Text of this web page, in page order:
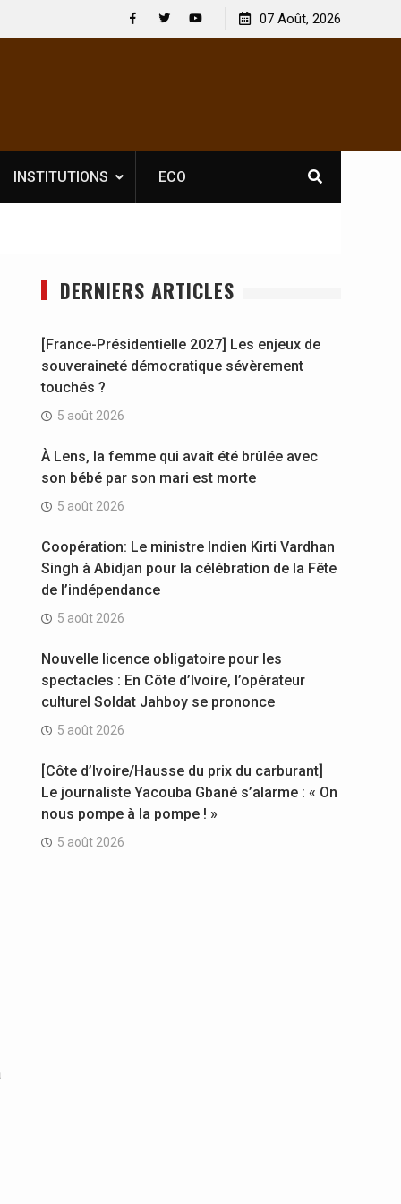
se
[France-Présidentielle 2027] Les enjeux de
souveraineté démocratique sévèrement touchés ?
07 Août, 2026
INSTITUTIONS ECO
DERNIERS ARTICLES
[France-Présidentielle 2027] Les enjeux de
souveraineté démocratique sévèrement
touchés ?
5 août 2026
À Lens, la femme qui avait été brûlée avec
son bébé par son mari est morte
5 août 2026
Coopération: Le ministre Indien Kirti Vardhan
Singh à Abidjan pour la célébration de la Fête
de l’indépendance
5 août 2026
Nouvelle licence obligatoire pour les
spectacles : En Côte d’Ivoire, l’opérateur
culturel Soldat Jahboy se prononce
5 août 2026
[Côte d’Ivoire/Hausse du prix du carburant]
Le journaliste Yacouba Gbané s’alarme : « On
nous pompe à la pompe ! »
5 août 2026